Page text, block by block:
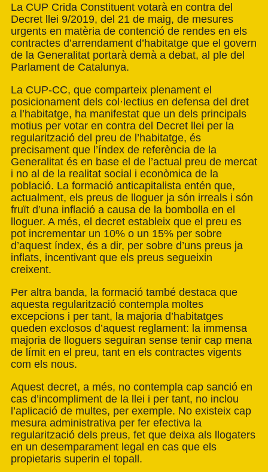
La CUP Crida Constituent votarà en contra del
Decret llei 9/2019, del 21 de maig, de mesures
urgents en matèria de contenció de rendes en els
contractes d’arrendament d’habitatge que el govern
de la Generalitat portarà demà a debat, al ple del
Parlament de Catalunya.
La CUP-CC, que comparteix plenament el
posicionament dels col·lectius en defensa del dret
a l’habitatge, ha manifestat que un dels principals
motius per votar en contra del Decret llei per la
regularització del preu de l’habitatge, és
precisament que l’índex de referència de la
Generalitat és en base el de l’actual preu de mercat
i no al de la realitat social i econòmica de la
població. La formació anticapitalista entén que,
actualment, els preus de lloguer ja són irreals i són
fruït d’una inflació a causa de la bombolla en el
lloguer. A més, el decret estableix que el preu es
pot incrementar un 10% o un 15% per sobre
d’aquest índex, és a dir, per sobre d’uns preus ja
inflats, incentivant que els preus segueixin
creixent.
Per altra banda, la formació també destaca que
aquesta regularització contempla moltes
excepcions i per tant, la majoria d’habitatges
queden exclosos d’aquest reglament: la immensa
majoria de lloguers seguiran sense tenir cap mena
de límit en el preu, tant en els contractes vigents
com els nous.
Aquest decret, a més, no contempla cap sanció en
cas d’incompliment de la llei i per tant, no inclou
l’aplicació de multes, per exemple. No existeix cap
mesura administrativa per fer efectiva la
regularització dels preus, fet que deixa als llogaters
en un desemparament legal en cas que els
propietaris superin el topall.